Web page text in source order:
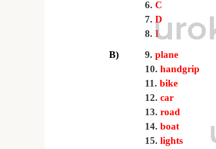
6. C
7.D
8. I
B)
9.plane
10.handgrip
11.bike
12.car
13.road
14.boat
15.lights